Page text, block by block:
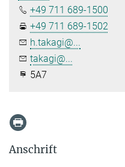
+49 711 689-1500
+49 711 689-1502
h.takagi@...
takagi@...
5A7
Anschrift